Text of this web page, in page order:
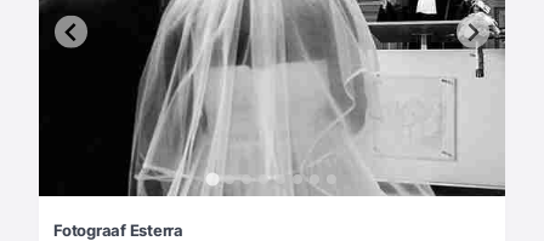
Fotograaf Esterra